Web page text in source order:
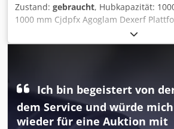
Zustand: gebraucht, Hubkapazität:
1000 mm Cjdpfx Agoglam Dexerf
Bauhöhe: 220 mm Maximale Höhe: 830
Hydraulikaggregat: Intern
Ich bin begeistert von
dem Service und würde
wieder für eine Auktion mit